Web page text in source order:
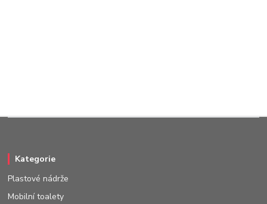
Kategorie
Plastové nádrže
Mobilní toalety